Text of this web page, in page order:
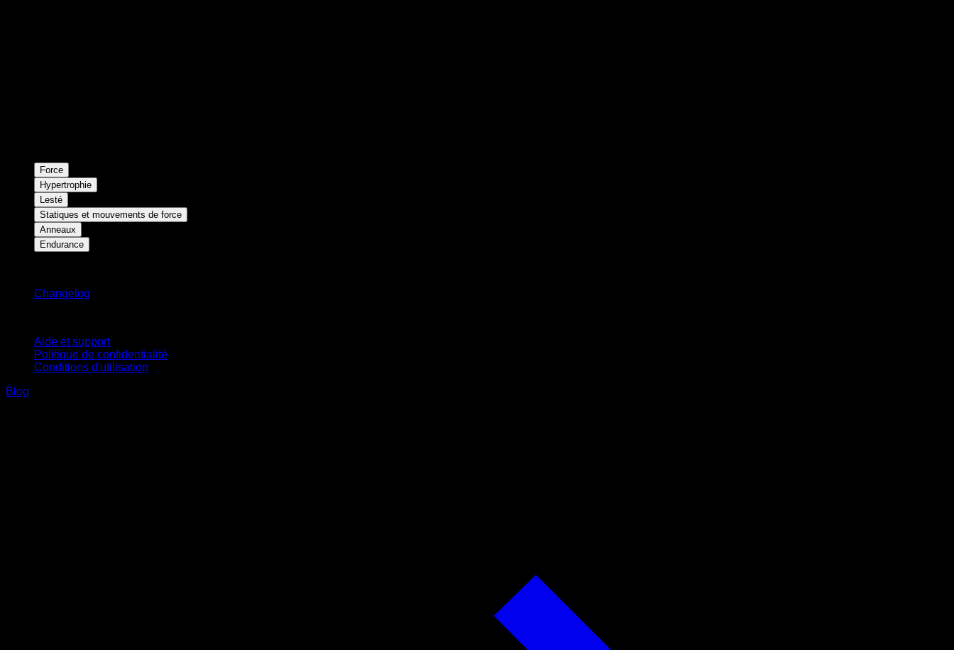
Force
Hypertrophie
Lesté
Statiques et mouvements de force
Anneaux
Endurance
Changelog
Aide et support
Politique de confidentialité
Conditions d'utilisation
Blog